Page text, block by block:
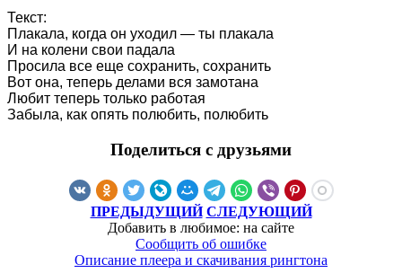
Текст:
Плакала, когда он уходил — ты плакала
И на колени свои падала
Просила все еще сохранить, сохранить
Вот она, теперь делами вся замотана
Любит теперь только работая
Забыла, как опять полюбить, полюбить
Поделиться с друзьями
ПРЕДЫДУЩИЙ СЛЕДУЮЩИЙ
Добавить в любимое: на сайте
Сообщить об ошибке
Описание плеера и скачивания рингтона